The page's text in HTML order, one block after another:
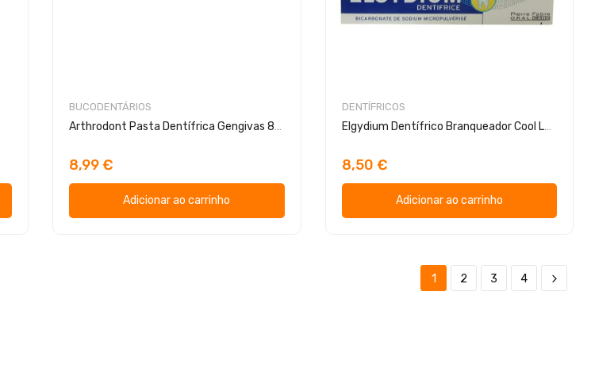
BUCODENTÁRIOS
Arthrodont Pasta Dentífrica Gengivas 80g
8,99 €
Adicionar ao carrinho
DENTÍFRICOS
Elgydium Dentífrico Branqueador Cool Lemon 75ml
8,50 €
Adicionar ao carrinho
1 2 3 4